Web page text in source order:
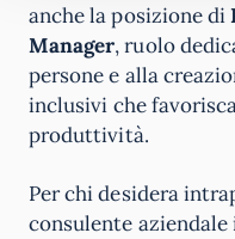
anche la posizione di
Manager, ruolo
persone e alla
inclusivi che
produttività.
Per chi desidera
consulente